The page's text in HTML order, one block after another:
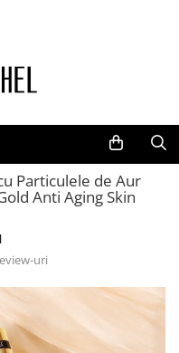
Particulele de Aur
Anti Aging Skin
uri